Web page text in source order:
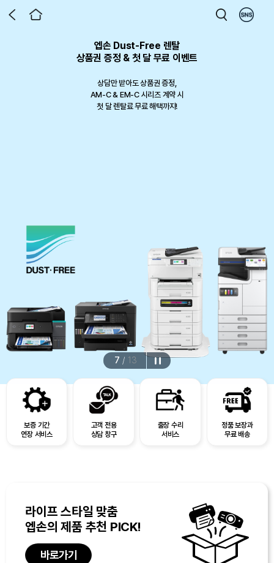
프로젝터로 만든 홈시네마
리뷰 남기고 상품권 받아가세요!
프로젝터 구매 후 달라진 우리 집 일상의 순간,
생생한 사진과 글을 남기고 최대 50만원 상품권까지 챙겨가세요!
이벤트 기간 : 2026-08-01 ~ 2026-09-30
Epson X Milwaukee
FORCE 패키지 재입고!
작업을 완성하는 두가지 기준 PRECISION FORCE
프린터의 정밀함과 밀워키의 힘으로 현장 작업의 완성도를 높여보세요.
대 31% 할인 판매 중
엡손 라운지 x DUUL 런칭 기념 이벤트
홈시네마 프로젝터, 이제 가구까
지 한번에
799,000원 상당의 프리미엄 거실장을 무료로
엡손 라운지 전용 포토 프린터 패키지
프린톡 패키지 출시
일상과 비즈니스 스팟에서 손쉬운 사진 출력 서비스를 제공합니다.
포토 리뷰 작성 시 신세계 상품권 3만원 증정
제4회 디지털 텍스타일 프린팅 공모전
나만의 작품
2026.06.01 ~ 2026.09.30
엡손 라운지 홈 에듀 프로모션
Safa 3 in 1 코팅/제본기
그림일기, 단어카드는 물론 사무실에서도 사용가능
12% 할인에 증정품 이벤트까지
엡손 Dust-Free 렌탈
상품권 증정 & 첫 달 무료 이벤트
상담만 받아도 상품권 증정,
AM-C & EM-C 시리즈 계약 시
첫 달 렌탈료 무료 해택까지!
7 / 13
보증 기간
연장 서비스
고객 전용
상담 창구
출장 수리
서비스
정품 보장과
무료 배송
라이프 스타일 맞춤
엡손의 제품 추천 PICK!
바로가기